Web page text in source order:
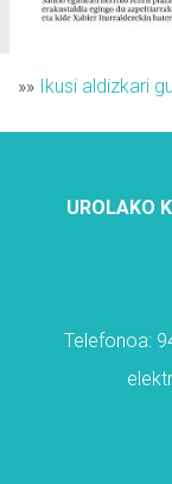
»» Ikusi aldizkari
UROLAKO
Telefonoa: